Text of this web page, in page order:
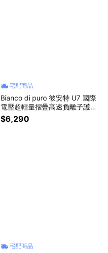
宅配商品
Bianco di puro 彼安特 U7 國際
電壓超輕量摺疊高速負離子護髮
吹風機 HD043 / HD044
$6,290
宅配商品